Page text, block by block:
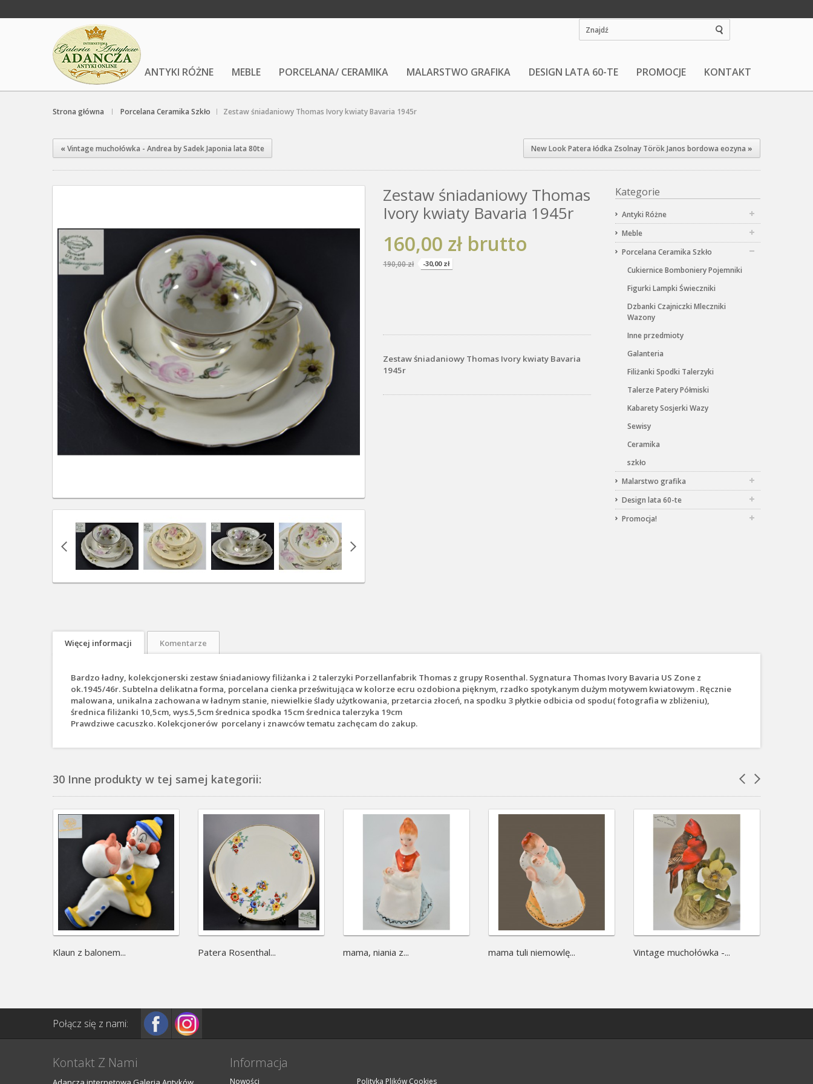
ANTYKI RÓŻNE MEBLE PORCELANA/ CERAMIKA MALARSTWO GRAFIKA DESIGN LATA 60-TE PROMOCJE KONTAKT
Strona główna Porcelana Ceramika Szkło Zestaw śniadaniowy Thomas Ivory kwiaty Bavaria 1945r
«Vintage muchołówka - Andrea by Sadek Japonia lata 80te New Look Patera łódka Zsolnay Török Janos bordowa eozyna »
Kategorie
Antyki Różne
Meble
Porcelana Ceramika Szkło
Cukiernice Bomboniery Pojemniki
Figurki Lampki Świeczniki
Dzbanki Czajniczki Mleczniki
Wazony
Inne przedmioty
Galanteria
Filiżanki Spodki Talerzyki
Talerze Patery Półmiski
Kabarety Sosjerki Wazy
Sewisy
Ceramika
szkło
Malarstwo grafika
Design lata 60-te
Promocja!
Zestaw śniadaniowy Thomas
Ivory kwiaty Bavaria 1945r
160,00 zł brutto
190,00 zł -30,00 zł
Zestaw śniadaniowy Thomas Ivory kwiaty Bavaria
1945r
Więcej informacji Komentarze
Bardzo ładny, kolekcjonerski zestaw śniadaniowy filiżanka i 2 talerzyki Porzellanfabrik Thomas z grupy Rosenthal. Sygnatura Thomas Ivory Bavaria US Zone z
ok.1945/46r. Subtelna delikatna forma, porcelana cienka prześwitująca w kolorze ecru ozdobiona pięknym, rzadko spotykanym dużym motywem kwiatowym . Ręcznie
malowana, unikalna zachowana w ładnym stanie, niewielkie ślady użytkowania, przetarcia złoceń, na spodku 3 płytkie odbicia od spodu( fotografia w zbliżeniu),
średnica filiżanki 10,5cm, wys.5,5cm średnica spodka 15cm średnica talerzyka 19cm
Prawdziwe cacuszko. Kolekcjonerów porcelany i znawców tematu zachęcam do zakup.
30 Inne produkty w tej samej kategorii:
Klaun z balonem... Patera Rosenthal... mama, niania z... mama tuli niemowlę... Vintage muchołówka -...
Połącz się z nami:
Kontakt Z Nami Informacja
Nowości Polityka Plików Cookies